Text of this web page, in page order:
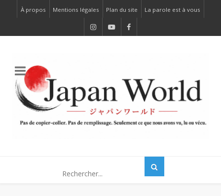
À propos Mentions légales Plan du site La parole est à vous